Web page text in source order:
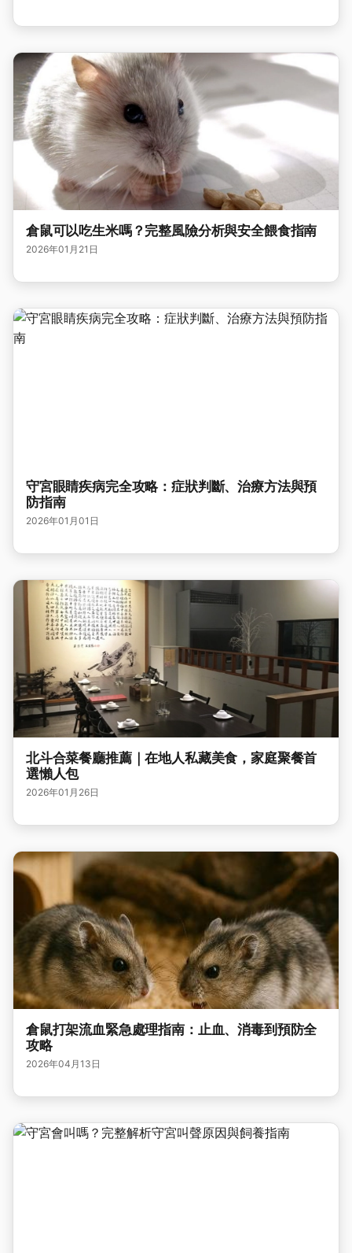
倉鼠可以吃生米嗎？完整風險分析與安全餵食指南
2026年01月21日
守宮眼睛疾病完全攻略：症狀判斷、治療方法與預
防指南
2026年01月01日
北斗合菜餐廳推薦｜在地人私藏美食，家庭聚餐首
選懶人包
2026年01月26日
倉鼠打架流血緊急處理指南：止血、消毒到預防全
攻略
2026年04月13日